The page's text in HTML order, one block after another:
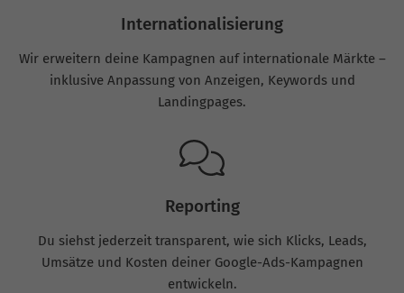
Internationalisierung
Wir erweitern deine Kampagnen auf internationale Märkte –
inklusive Anpassung von Anzeigen, Keywords und
Landingpages.
Reporting
Du siehst jederzeit transparent, wie sich Klicks, Leads,
Umsätze und Kosten deiner Google-Ads-Kampagnen
entwickeln.